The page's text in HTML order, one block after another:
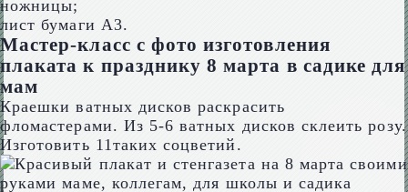
ножницы;
лист бумаги А3.
Мастер-класс с фото изготовления
плаката к празднику 8 марта в садике для
мам
Краешки ватных дисков раскрасить
фломастерами. Из 5-6 ватных дисков склеить розу.
Изготовить 11таких соцветий.